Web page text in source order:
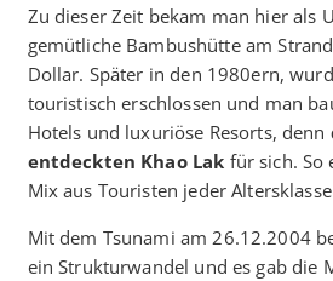
Zu dieser Zeit bekam man hier als
gemütliche Bambushütte am
Dollar. Später in den 1980ern,
touristisch erschlossen und man
Hotels und luxuriöse Resorts, denn
entdeckten Khao Lak für sich. So
Mix aus Touristen jeder
Mit dem Tsunami am 26.12.2004
ein Strukturwandel und es gab die